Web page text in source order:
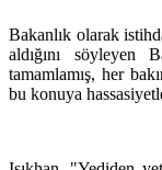
Bakanlık olarak
aldığını söyleyen
tamamlamış, her
bu konuya